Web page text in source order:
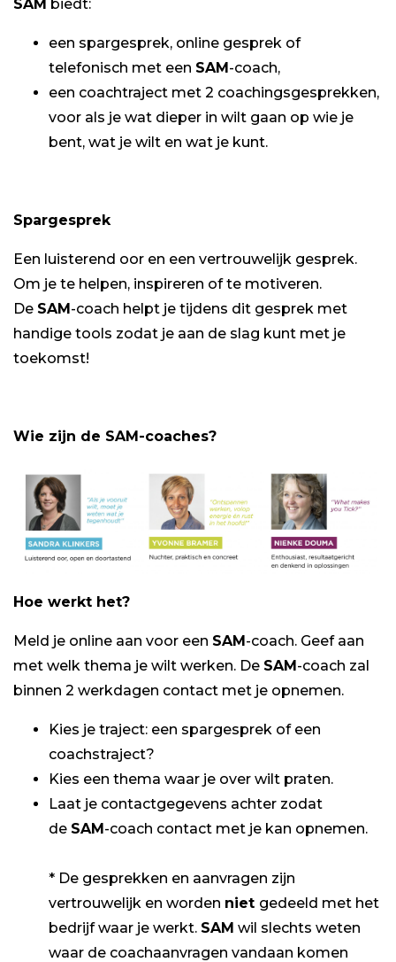
SAM biedt:
een spargesprek, online gesprek of
telefonisch met een SAM-coach,
een coachtraject met 2 coachingsgesprekken,
voor als je wat dieper in wilt gaan op wie je
bent, wat je wilt en wat je kunt.
Spargesprek
Een luisterend oor en een vertrouwelijk gesprek.
Om je te helpen, inspireren of te motiveren.
De SAM-coach helpt je tijdens dit gesprek met
handige tools zodat je aan de slag kunt met je
toekomst!
Wie zijn de SAM-coaches?
Hoe werkt het?
Meld je online aan voor een SAM-coach. Geef aan
met welk thema je wilt werken. De SAM-coach zal
binnen 2 werkdagen contact met je opnemen.
Kies je traject: een spargesprek of een
coachstraject?
Kies een thema waar je over wilt praten.
Laat je contactgegevens achter zodat
de SAM-coach contact met je kan opnemen.
* De gesprekken en aanvragen zijn
vertrouwelijk en worden niet gedeeld met het
bedrijf waar je werkt. SAM wil slechts weten
waar de coachaanvragen vandaan komen